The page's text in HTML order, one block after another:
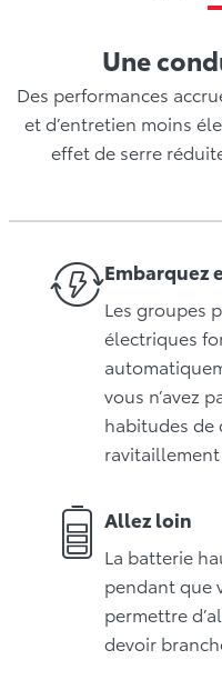
Une
Des performances
et d’entretien moins
effet de serre
Embarquez
Les groupes
électriques
vous n’avez
habitudes de
Allez loin
La batterie
pendant que
permettre
devoir